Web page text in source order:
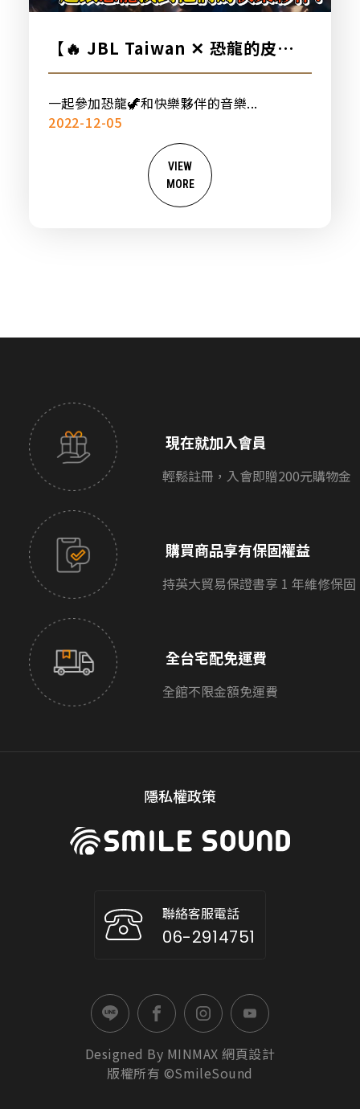
【🔥 JBL Taiwan ✕ 恐龍的皮
🔥】
一起參加恐龍🦖和快樂夥伴的音樂...
2022-12-05
VIEW
MORE
現在就加入會員
輕鬆註冊，入會即贈200元購物金
購買商品享有保固權益
持英大貿易保證書享 1 年維修保固
全台宅配免運費
全館不限金額免運費
隱私權政策
聯絡客服電話
06-2914751
Designed By MINMAX 網頁設計
版權所有 ©SmileSound